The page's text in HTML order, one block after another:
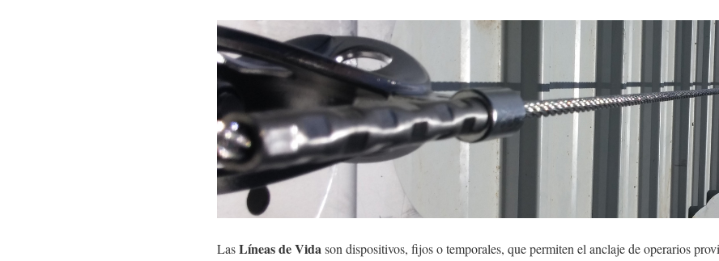
LasLíneas de Vidason dispositivos, fijos o temporales, que permiten el anclaje de operarios